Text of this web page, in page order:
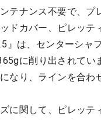
テナンス不要で、
ドカバー、ピレッ
』は、センターシャ
に削り出されてい
なり、ラインを合わ
に関して、ピレッテ